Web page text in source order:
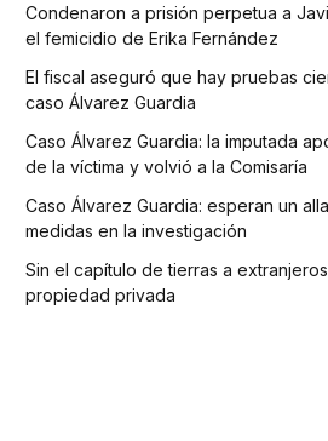
Condenaron a prisión perpetua a
el femicidio de Erika Fernández
El fiscal aseguró que hay pruebas
caso Álvarez Guardia
Caso Álvarez Guardia: la imputada
de la víctima y volvió a la Comisaría
Caso Álvarez Guardia: esperan un
medidas en la investigación
Sin el capítulo de tierras a
propiedad privada